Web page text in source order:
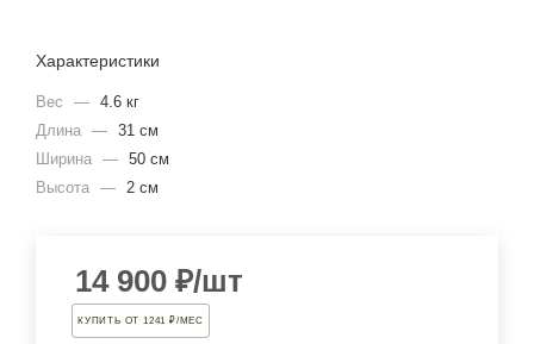
Характеристики
Вес — 4.6 кг
Длина — 31 см
Ширина — 50 см
Высота — 2 см
14 900 ₽/шт
КУПИТЬ ОТ 1241 ₽/МЕС